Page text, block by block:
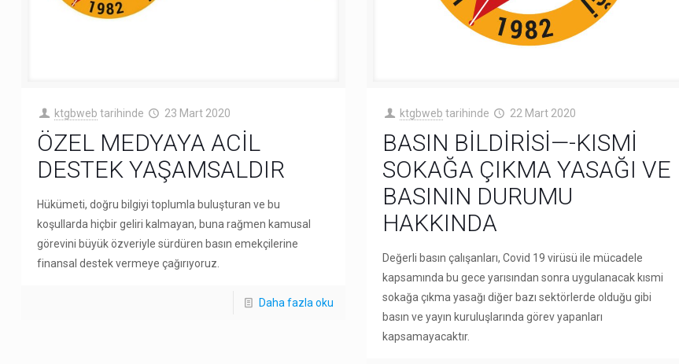
ktgbweb tarihinde 23 Mart 2020
ÖZEL MEDYAYA ACİL
DESTEK YAŞAMSALDIR
Hükümeti, doğru bilgiyi toplumla buluşturan ve bu
koşullarda hiçbir geliri kalmayan, buna rağmen kamusal
görevini büyük özveriyle sürdüren basın emekçilerine
finansal destek vermeye çağırıyoruz.
Daha fazla oku
ktgbweb tarihinde 22 Mart 2020
BASIN BİLDİRİSİ—-KISMİ
SOKAĞA ÇIKMA YASAĞI VE
BASININ DURUMU
HAKKINDA
Değerli basın çalışanları, Covid 19 virüsü ile mücadele
kapsamında bu gece yarısından sonra uygulanacak kısmi
sokağa çıkma yasağı diğer bazı sektörlerde olduğu gibi
basın ve yayın kuruluşlarında görev yapanları
kapsamayacaktır.